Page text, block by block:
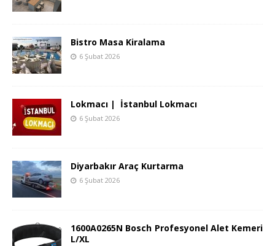
Bistro Masa Kiralama
6 Şubat 2026
Lokmacı | İstanbul Lokmacı
6 Şubat 2026
Diyarbakır Araç Kurtarma
6 Şubat 2026
1600A0265N Bosch Profesyonel Alet Kemeri
L/XL